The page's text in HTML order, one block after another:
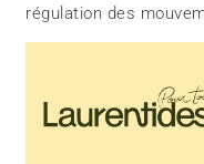
régulation des